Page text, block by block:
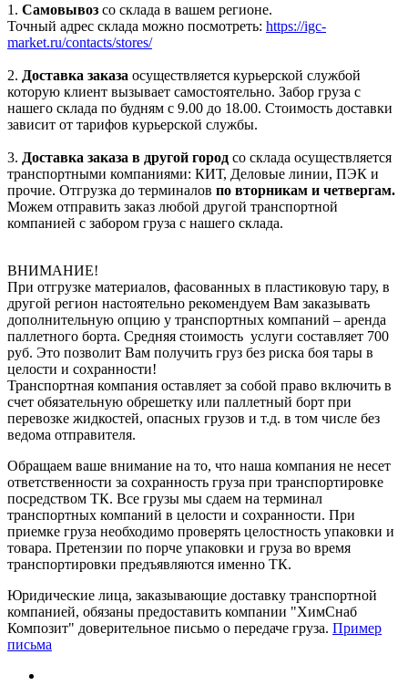
1. Самовывоз со склада в вашем регионе.
Точный адрес склада можно посмотреть: https://igc-
market.ru/contacts/stores/
2. Доставка заказа осуществляется курьерской службой
которую клиент вызывает самостоятельно. Забор груза с
нашего склада по будням с 9.00 до 18.00. Стоимость доставки
зависит от тарифов курьерской службы.
3. Доставка заказа в другой город со склада осуществляется
транспортными компаниями: КИТ, Деловые линии, ПЭК и
прочие. Отгрузка до терминалов по вторникам и четвергам.
Можем отправить заказ любой другой транспортной
компанией с забором груза с нашего склада.
ВНИМАНИЕ!
При отгрузке материалов, фасованных в пластиковую тару, в
другой регион настоятельно рекомендуем Вам заказывать
дополнительную опцию у транспортных компаний – аренда
паллетного борта. Средняя стоимость услуги составляет 700
руб. Это позволит Вам получить груз без риска боя тары в
целости и сохранности!
Транспортная компания оставляет за собой право включить в
счет обязательную обрешетку или паллетный борт при
перевозке жидкостей, опасных грузов и т.д. в том числе без
ведома отправителя.
Обращаем ваше внимание на то, что наша компания не несет
ответственности за сохранность груза при транспортировке
посредством ТК. Все грузы мы сдаем на терминал
транспортных компаний в целости и сохранности. При
приемке груза необходимо проверять целостность упаковки и
товара. Претензии по порче упаковки и груза во время
транспортировки предъявляются именно ТК.
Юридические лица, заказывающие доставку транспортной
компанией, обязаны предоставить компании "ХимСнаб
Композит" доверительное письмо о передаче груза. Пример
письма